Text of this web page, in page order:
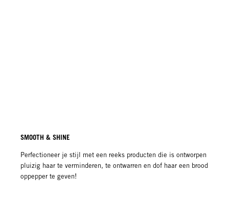
SMOOTH & SHINE
Perfectioneer je stijl met een reeks producten die is ontworpen om
pluizig haar te verminderen, te ontwarren en dof haar een broodnodige
oppepper te geven!